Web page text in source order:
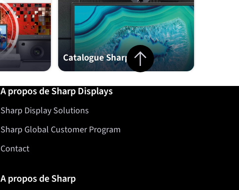
Catalogue Sharp
Jump to top of page
A propos de Sharp Displays
Sharp Display Solutions
Sharp Global Customer Program
Contact
A propos de Sharp